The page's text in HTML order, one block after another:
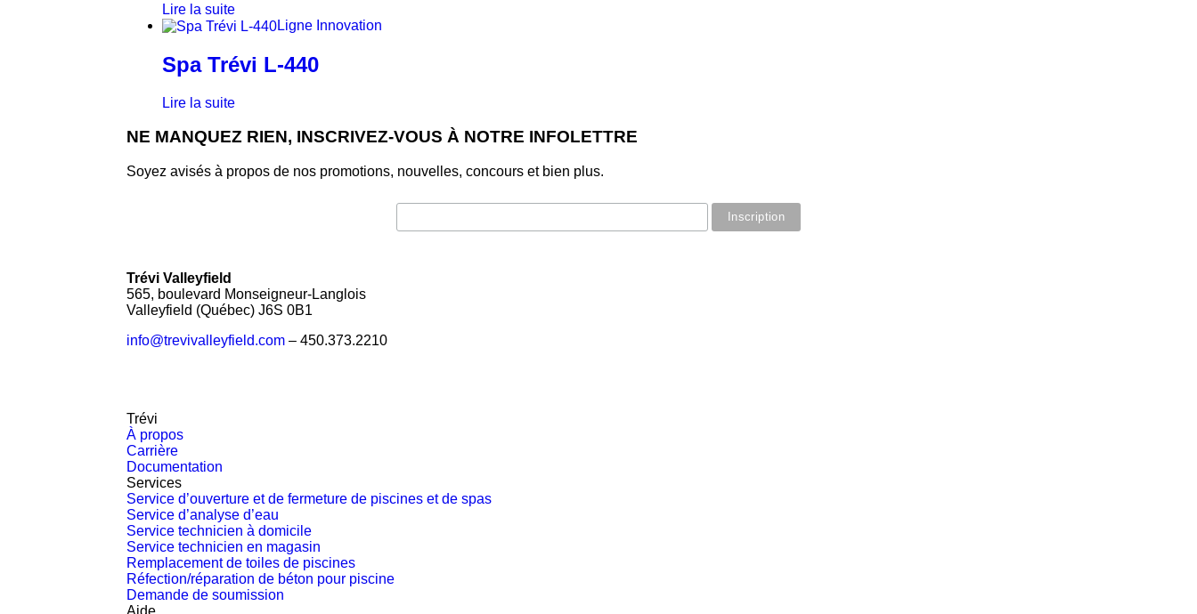
Lire la suite
Ligne Innovation
Spa Trévi L-440
Lire la suite
NE MANQUEZ RIEN, INSCRIVEZ-VOUS À NOTRE INFOLETTRE
Soyez avisés à propos de nos promotions, nouvelles, concours et bien plus.
Trévi Valleyfield
565, boulevard Monseigneur-Langlois
Valleyfield (Québec) J6S 0B1
info@trevivalleyfield.com – 450.373.2210
Trévi
À propos
Carrière
Documentation
Services
Service d’ouverture et de fermeture de piscines et de spas
Service d’analyse d’eau
Service technicien à domicile
Service technicien en magasin
Remplacement de toiles de piscines
Réfection/réparation de béton pour piscine
Demande de soumission
Aide